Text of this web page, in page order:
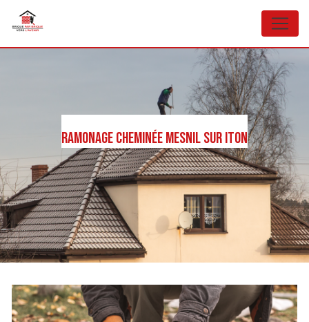
Ramonage cheminée Mesnil sur Iton
Panneau de gestion des cookies